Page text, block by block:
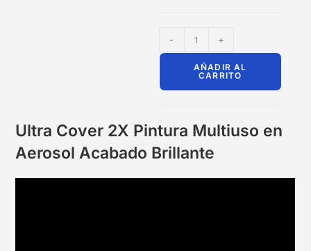
- +
AÑADIR AL
CARRITO
Ultra Cover 2X Pintura Multiuso en
Aerosol Acabado Brillante